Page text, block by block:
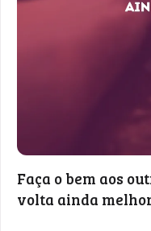
Faça o bem aos
volta ainda